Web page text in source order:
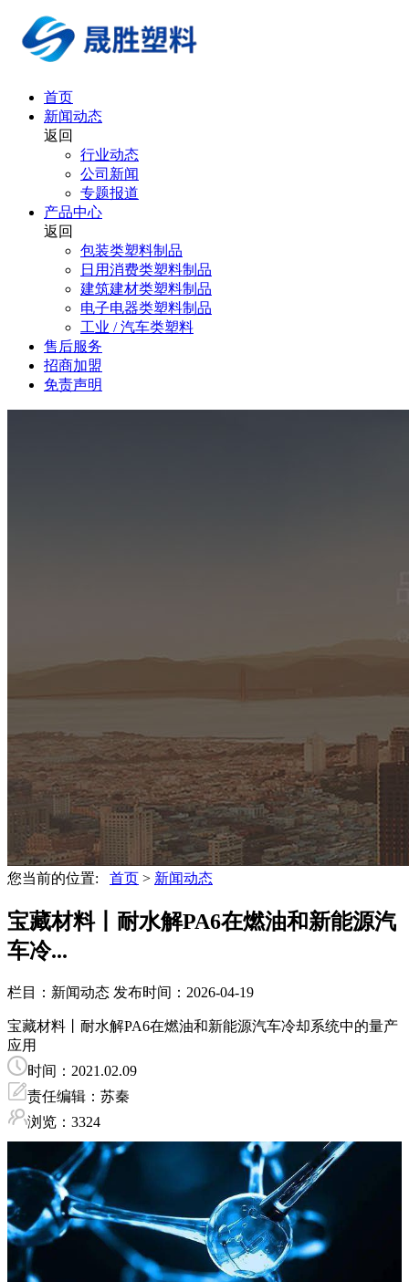
首页
新闻动态
返回
行业动态
公司新闻
专题报道
产品中心
返回
包装类塑料制品
日用消费类塑料制品
建筑建材类塑料制品
电子电器类塑料制品
工业 / 汽车类塑料
售后服务
招商加盟
免责声明
您当前的位置: 首页 > 新闻动态
宝藏材料丨耐水解PA6在燃油和新能源汽
车冷...
栏目：新闻动态 发布时间：2026-04-19
宝藏材料丨耐水解PA6在燃油和新能源汽车冷却系统中的量产
应用
时间：2021.02.09
责任编辑：苏秦
浏览：3324